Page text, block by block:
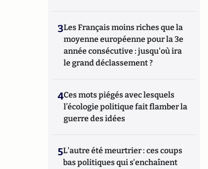
3Les Français moins riches que la
moyenne européenne pour la 3e
année consécutive : jusqu'où ira
le grand déclassement ?
4Ces mots piégés avec lesquels
l’écologie politique fait flamber la
guerre des idées
5L'autre été meurtrier : ces coups
bas politiques qui s'enchaînent